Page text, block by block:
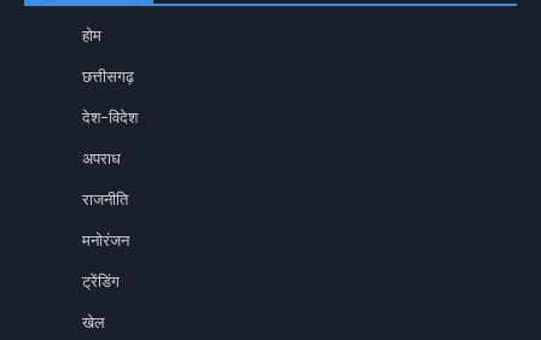
होम
छत्तीसगढ़
देश-विदेश
अपराध
राजनीति
मनोरंजन
ट्रेंडिंग
खेल